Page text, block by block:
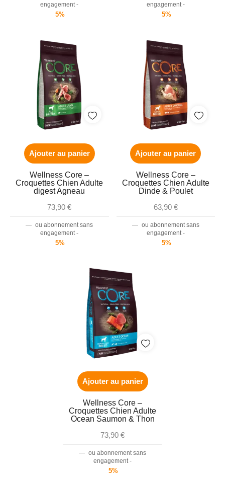
engagement -
5%
engagement -
5%
Ajouter au panier
Wellness Core –
Croquettes Chien Adulte
digest Agneau
73,90€
— ou abonnement sans
engagement -
5%
Ajouter au panier
Wellness Core –
Croquettes Chien Adulte
Dinde & Poulet
63,90 €
— ou abonnement sans
engagement -
5%
Ajouter au panier
Wellness Core –
Croquettes Chien Adulte
Ocean Saumon & Thon
73,90 €
— ou abonnement sans
engagement -
5%